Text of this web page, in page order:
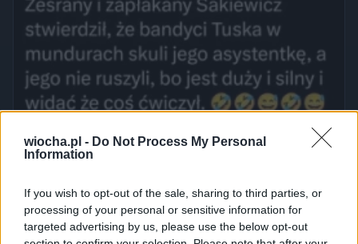
wiocha.pl - Do Not Process My Personal
Information
If you wish to opt-out of the sale, sharing to third parties, or
processing of your personal or sensitive information for
targeted advertising by us, please use the below opt-out